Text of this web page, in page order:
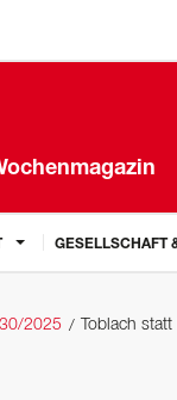
GESELLSCHAFT
2025 Toblach